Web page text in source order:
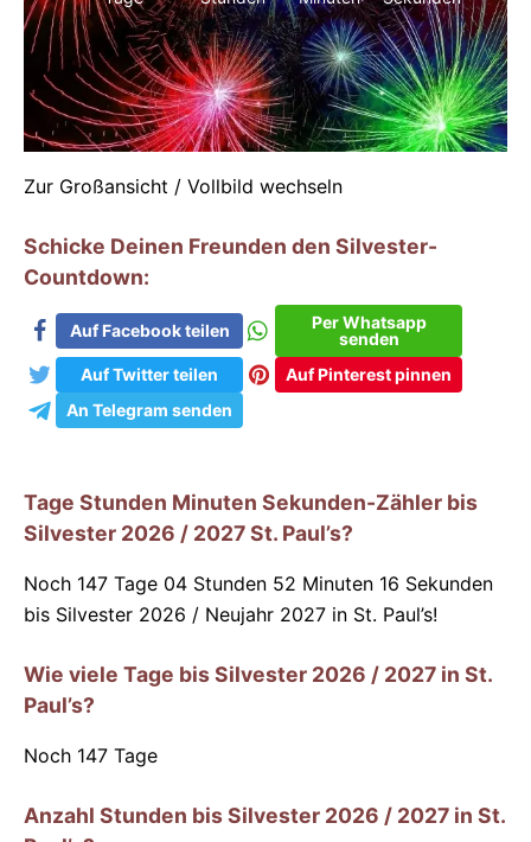
Zur Großansicht / Vollbild wechseln
Schicke Deinen Freunden den Silvester-
Countdown:
Auf Facebook teilen
Per Whatsapp
senden
Auf Twitter teilen
Auf Pinterest pinnen
An Telegram senden
Tage Stunden Minuten Sekunden-Zähler bis
Silvester 2026 / 2027 St. Paul’s?
Noch 147 Tage 04 Stunden 52 Minuten 16 Sekunden
bis Silvester 2026 / Neujahr 2027 in St. Paul’s!
Wie viele Tage bis Silvester 2026 / 2027 in St.
Paul’s?
Noch 147 Tage
Anzahl Stunden bis Silvester 2026 / 2027 in St.